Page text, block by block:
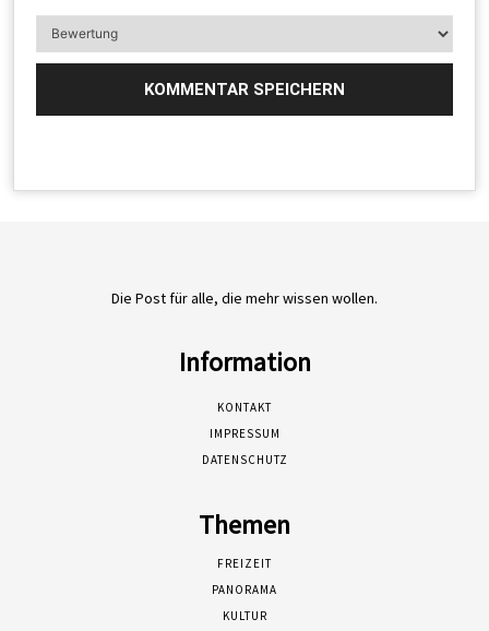
Die Post für alle, die mehr wissen wollen.
Information
KONTAKT
IMPRESSUM
DATENSCHUTZ
Themen
FREIZEIT
PANORAMA
KULTUR